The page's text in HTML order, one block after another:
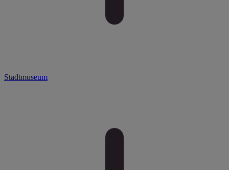
Stadtmuseum